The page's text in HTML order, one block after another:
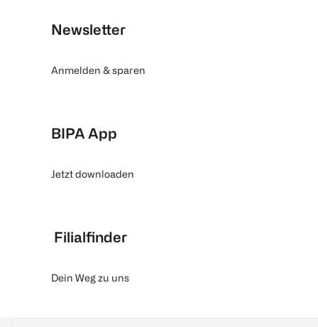
Newsletter
Anmelden & sparen
BIPA App
Jetzt downloaden
Filialfinder
Dein Weg zu uns